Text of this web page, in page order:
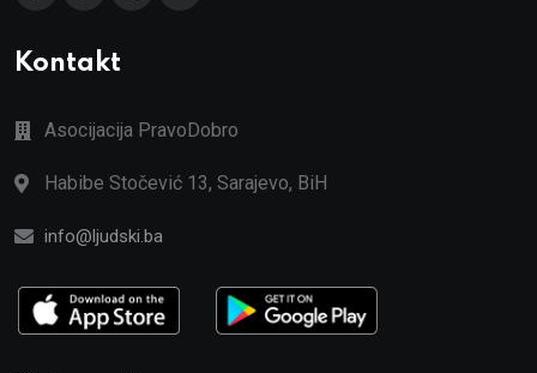
Kontakt
Asocijacija PravoDobro
Habibe Stočević 13, Sarajevo, BiH
info@ljudski.ba